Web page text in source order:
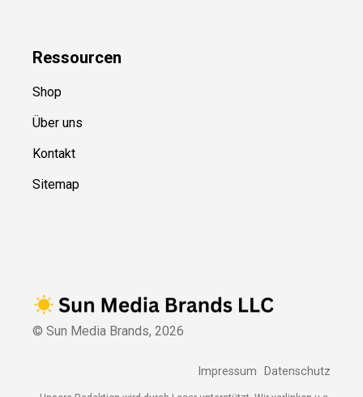
Ressourcen
Shop
Über uns
Kontakt
Sitemap
© Sun Media Brands, 2026
Impressum Datenschutz